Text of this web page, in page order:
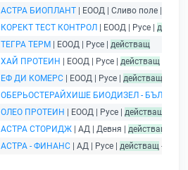
АСТРА БИОПЛАНТ | ЕООД | Сливо поле |
КОРЕКТ ТЕСТ КОНТРОЛ | ЕООД | Русе |
ТЕГРА ТЕРМ | ЕООД | Русе | действащ
ХАЙ ПРОТЕИН | ЕООД | Русе | действащ
ЕФ ДИ КОМЕРС | ЕООД | Русе | действащ
ОБЕРЬОСТЕРАЙХИШЕ БИОДИЗЕЛ -
ОЛЕО ПРОТЕИН | ЕООД | Русе | действащ
АСТРА СТОРИДЖ | АД | Девня | действащ
АСТРА - ФИНАНС | АД | Русе | действащ -